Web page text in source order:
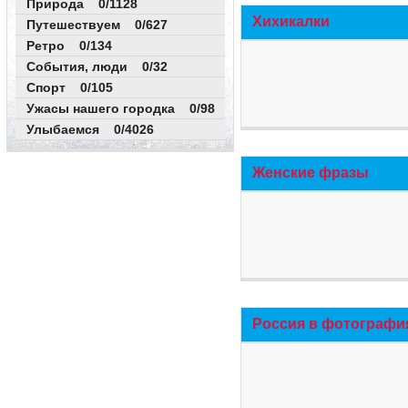
Природа 0/1128
Путешествуем 0/627
Ретро 0/134
События, люди 0/32
Спорт 0/105
Ужасы нашего городка 0/98
Улыбаемся 0/4026
Хихикалки
Женские фразы
Россия в